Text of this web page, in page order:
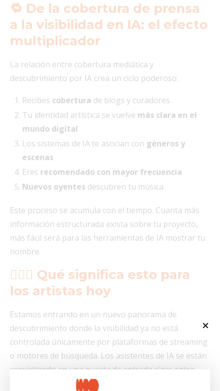
🔁 De la cobertura de prensa
a la visibilidad en IA: el efecto
multiplicador
La relación entre cobertura mediática y
descubrimiento por IA crea un ciclo poderoso:
Recibes cobertura de blogs y curadores
Tu identidad artística se vuelve más clara en el
mundo digital
Los sistemas de IA te asocian con géneros y
escenas
Eres recomendado con mayor frecuencia
Nuevos oyentes descubren tu música
Este proceso se acumula con el tiempo. Cuanta más
información estructurada exista sobre tu proyecto,
más fácil será para las herramientas de IA mostrar tu
nombre.
🤷🏻‍♀️ Qué significa esto para
los artistas hoy
Estamos entrando en un nuevo panorama de
descubrimiento donde la visibilidad ya no está
controlada únicamente por plataformas de streaming
o motores de búsqueda. Los asistentes de IA se están
convirtiendo en una puerta de entrada clave entre
artistas y oyentes. Para los artistas independientes